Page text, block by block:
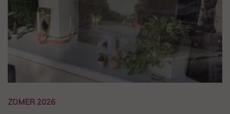
ZOMER 2026